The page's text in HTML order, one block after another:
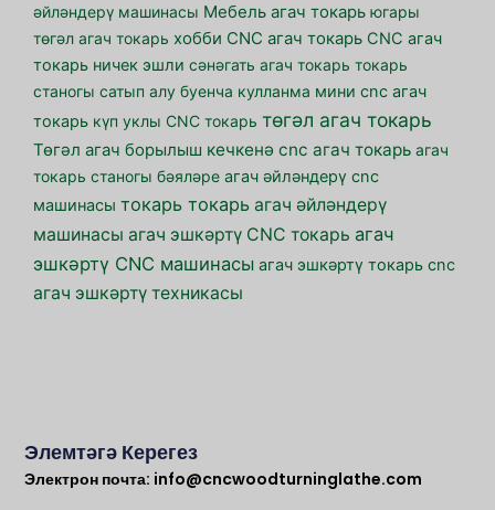
әйләндерү машинасы Мебель агач токарь югары
төгәл агач токарь хобби CNC агач токарь CNC агач
токарь ничек эшли сәнәгать агач токарь токарь
станогы сатып алу буенча кулланма мини cnc агач
токарь күп уклы CNC токарь төгәл агач токарь
Төгәл агач борылыш кечкенә cnc агач токарь агач
токарь станогы бәяләре агач әйләндерү cnc
машинасы токарь токарь агач әйләндерү
машинасы агач эшкәртү CNC токарь агач
эшкәртү CNC машинасы агач эшкәртү токарь cnc
агач эшкәртү техникасы
Элемтәгә Керегез
Электрон почта: info@cncwoodturninglathe.com